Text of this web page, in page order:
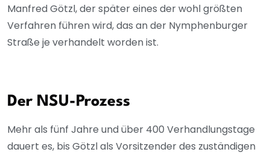
Manfred Götzl, der später eines der wohl größten
Verfahren führen wird, das an der Nymphenburger
Straße je verhandelt worden ist.
Der NSU-Prozess
Mehr als fünf Jahre und über 400 Verhandlungstage
dauert es, bis Götzl als Vorsitzender des zuständigen